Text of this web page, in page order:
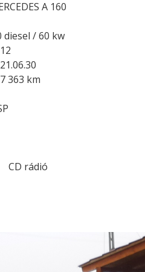
A 160
diesel / 60 kw
363 km
CD rádió